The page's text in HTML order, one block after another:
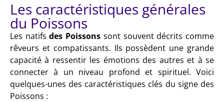
Les caractéristiques générales
du Poissons
Les natifsdes Poissons sont souvent décrits comme
rêveurs et compatissants. Ils possèdent une grande
capacité à ressentir les émotions des autres et à se
connecter à un niveau profond et spirituel. Voici
quelques-unes des caractéristiques clés du signe des
Poissons :